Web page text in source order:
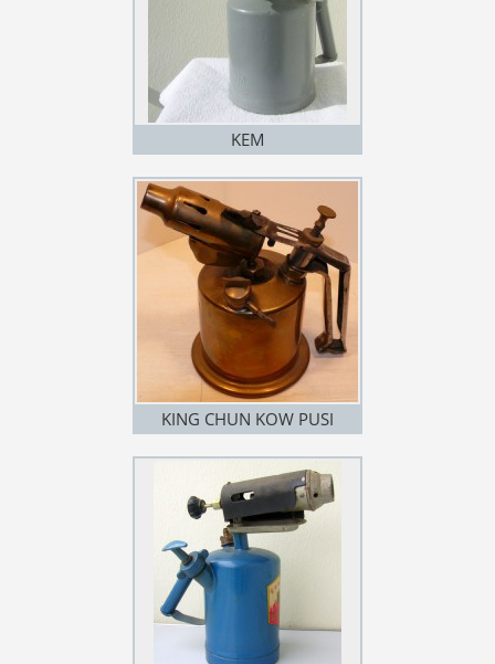
KEM
KING CHUN KOW PUSI